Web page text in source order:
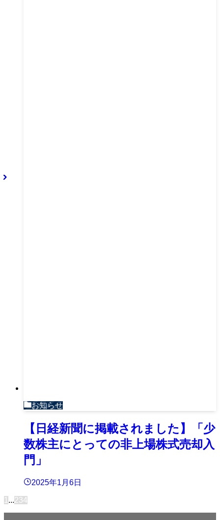
お知らせ
【日経新聞に掲載されました】「少
数株主にとっての非上場株式売却入
門」
2025年1月6日
1 ...234